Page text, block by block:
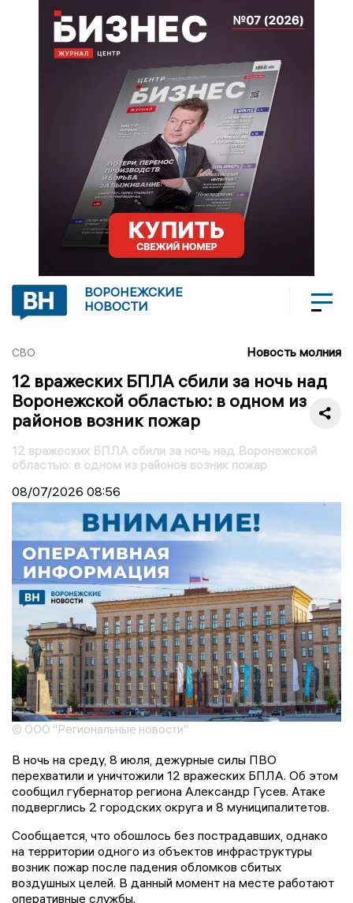
ВОРОНЕЖСКИЕ
НОВОСТИ
СВО Новость молния
12 вражеских БПЛА сбили за ночь над
Воронежской областью: в одном из
районов возник пожар
12 вражеских БПЛА сбили за ночь над Воронежской
областью: в одном из районов возник пожар
08/07/2026 08:56
© ООО "Региональные новости"
В ночь на среду, 8 июля, дежурные силы ПВО
перехватили и уничтожили 12 вражеских БПЛА. Об этом
сообщил губернатор региона Александр Гусев. Атаке
подверглись 2 городских округа и 8 муниципалитетов.
Сообщается, что обошлось без пострадавших, однако
на территории одного из объектов инфраструктуры
возник пожар после падения обломков сбитых
воздушных целей. В данный момент на месте работают
оперативные службы.